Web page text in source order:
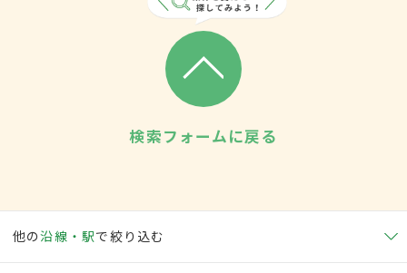
検索フォームに戻る
他の沿線・駅で絞り込む